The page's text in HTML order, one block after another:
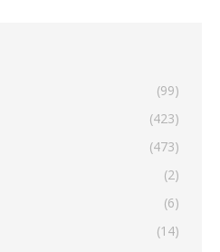
(99)
(423)
(473)
(2)
(6)
(14)